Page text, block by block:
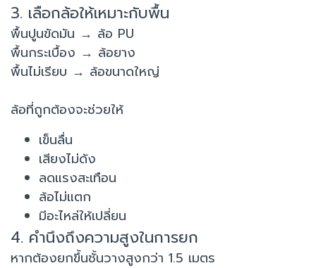
3. เลือกล้อให้เหมาะกับพื้น
พื้นปูนขัดมัน → ล้อ PU
พื้นกระเบื้อง → ล้อยาง
พื้นไม่เรียบ → ล้อขนาดใหญ่
ล้อที่ถูกต้องจะช่วยให้
เข็นลื่น
เสียงไม่ดัง
ลดแรงสะเทือน
ล้อไม่แตก
มีอะไหล่ให้เปลี่ยน
4. คำนึงถึงความสูงในการยก
หากต้องยกขึ้นชั้นวางสูงกว่า 1.5 เมตร